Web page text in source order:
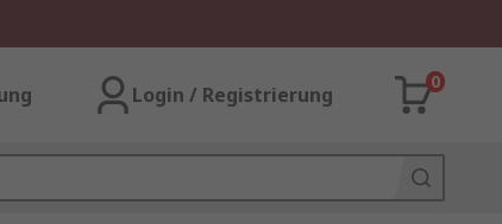
Login / Registrierung
0